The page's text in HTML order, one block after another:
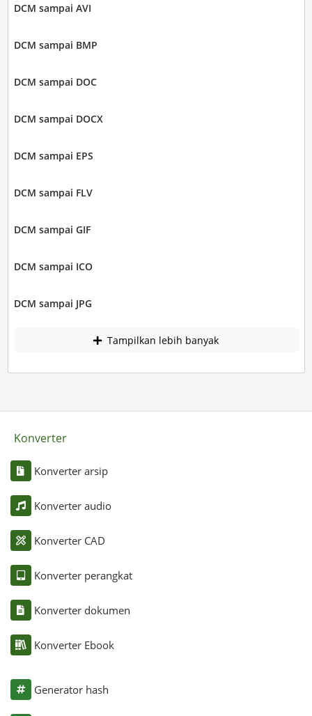
DCM sampai AVI
DCM sampai BMP
DCM sampai DOC
DCM sampai DOCX
DCM sampai EPS
DCM sampai FLV
DCM sampai GIF
DCM sampai ICO
DCM sampai JPG
Tampilkan lebih banyak
Konverter
Konverter arsip
Konverter audio
Konverter CAD
Konverter perangkat
Konverter dokumen
Konverter Ebook
Generator hash